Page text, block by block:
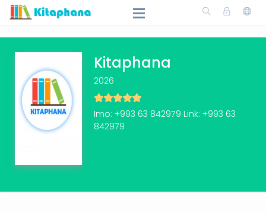
Kitaphana
2026
Imo: +993 63 842979 Link: +993 63
842979